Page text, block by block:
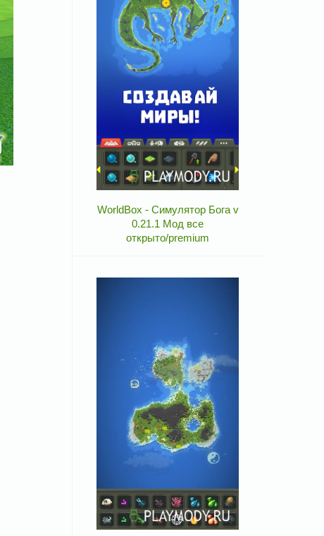
WorldBox - Симулятор Бога v
0.21.1 Мод все
открыто/premium